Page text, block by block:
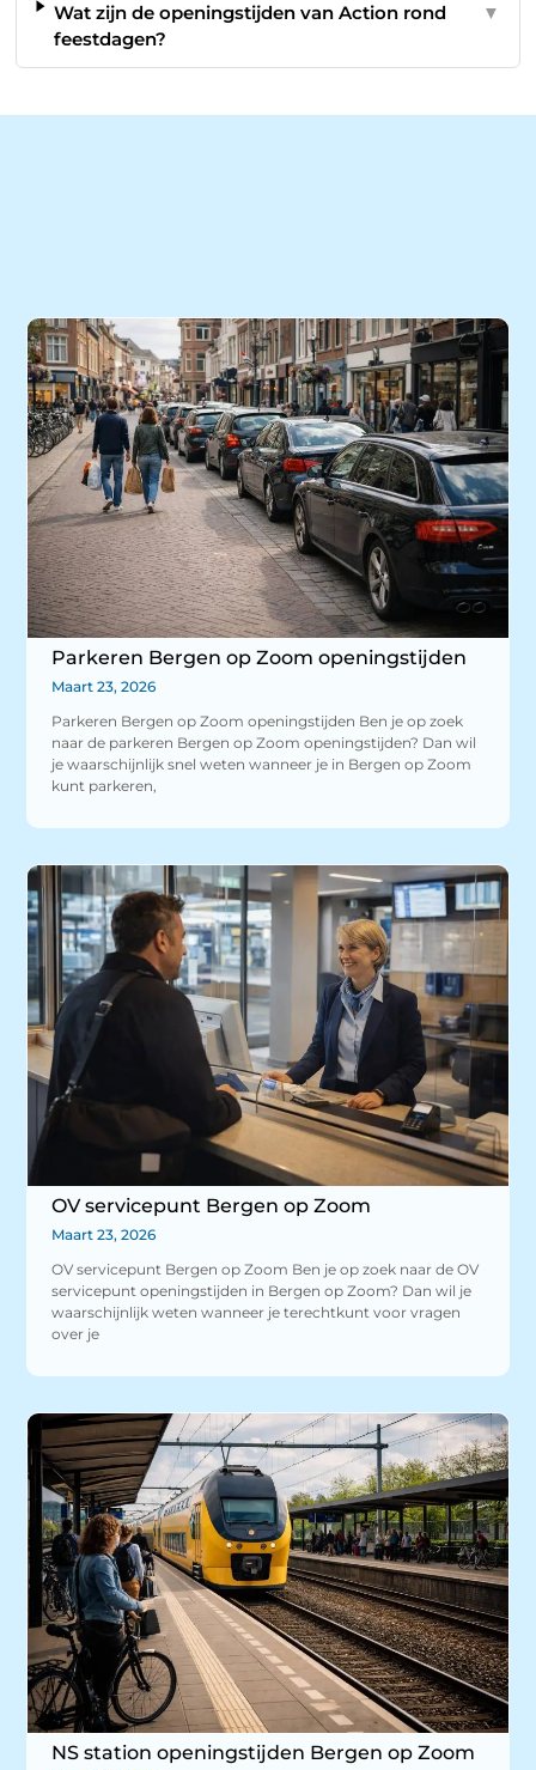
Wat zijn de openingstijden van Action rond
feestdagen?
▼
Parkeren Bergen op Zoom openingstijden
Maart 23, 2026
Parkeren Bergen op Zoom openingstijden Ben je op zoek
naar de parkeren Bergen op Zoom openingstijden? Dan wil
je waarschijnlijk snel weten wanneer je in Bergen op Zoom
kunt parkeren,
OV servicepunt Bergen op Zoom
Maart 23, 2026
OV servicepunt Bergen op Zoom Ben je op zoek naar de OV
servicepunt openingstijden in Bergen op Zoom? Dan wil je
waarschijnlijk weten wanneer je terechtkunt voor vragen
over je
NS station openingstijden Bergen op Zoom